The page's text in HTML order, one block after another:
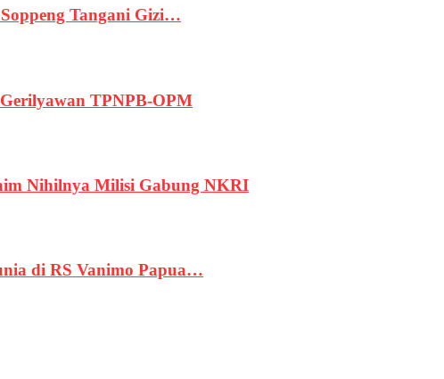
Tangani Gizi…
TPNPB-OPM
Nihilnya Milisi Gabung NKRI
di RS Vanimo Papua…